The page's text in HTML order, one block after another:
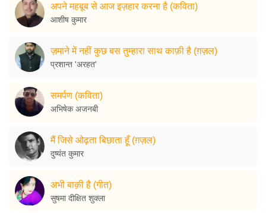
अपने महबूब से आज इज़हार करना है (कविता)
आशीष कुमार
ज़माने में नहीं कुछ बस तुम्हारा साथ काफ़ी है (ग़ज़ल)
प्रशान्त 'अरहत'
समर्पण (कविता)
अभिषेक अजनबी
मैं जिसे ओढ़ता बिछाता हूँ (ग़ज़ल)
दुष्यंत कुमार
अभी बाक़ी है (गीत)
सुषमा दीक्षित शुक्ला